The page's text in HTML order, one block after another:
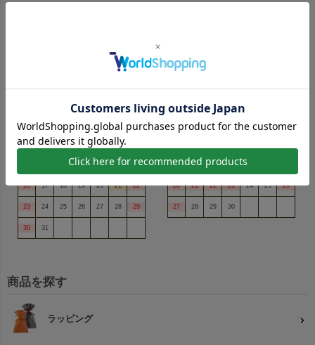
2 3 4 5 6 7
12 13 14 15
16 17 18 19 20 21 22
23 24 25 26 27 28 29
30 31
1 4
13 14 15 16 17
20 21 22 23 24 25 26
27 28 29 30
商品を探す
ラッピング